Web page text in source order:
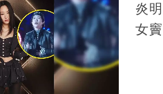
炎
女